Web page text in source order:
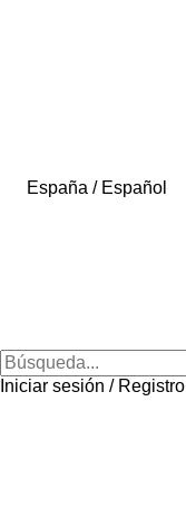
España / Español
Iniciar sesión / Registro